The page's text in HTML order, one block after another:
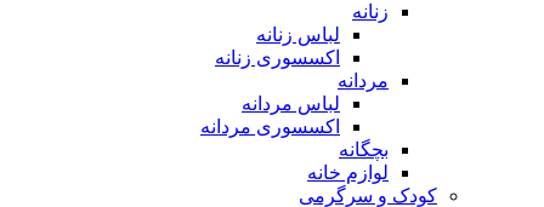
زنانه
لباس زنانه
اکسسوری زنانه
مردانه
لباس مردانه
اکسسوری مردانه
بچگانه
لوازم خانه
کودک و سرگرمی